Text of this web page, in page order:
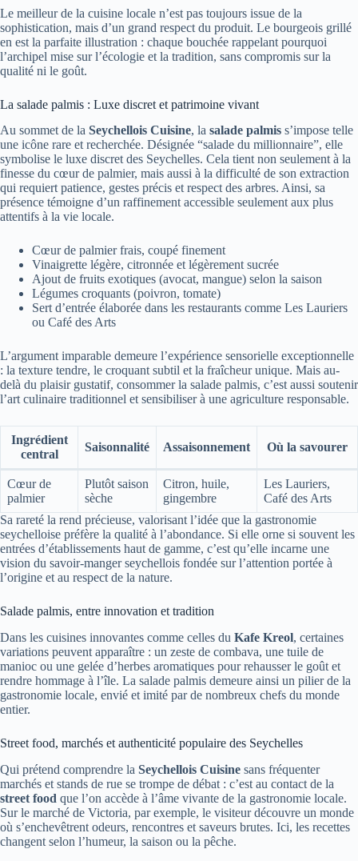
Le meilleur de la cuisine locale n’est pas toujours issue de la
sophistication, mais d’un grand respect du produit. Le bourgeois grillé
en est la parfaite illustration : chaque bouchée rappelant pourquoi
l’archipel mise sur l’écologie et la tradition, sans compromis sur la
qualité ni le goût.
La salade palmis : Luxe discret et patrimoine vivant
Au sommet de la Seychellois Cuisine, la salade palmis s’impose telle
une icône rare et recherchée. Désignée “salade du millionnaire”, elle
symbolise le luxe discret des Seychelles. Cela tient non seulement à la
finesse du cœur de palmier, mais aussi à la difficulté de son extraction
qui requiert patience, gestes précis et respect des arbres. Ainsi, sa
présence témoigne d’un raffinement accessible seulement aux plus
attentifs à la vie locale.
Cœur de palmier frais, coupé finement
Vinaigrette légère, citronnée et légèrement sucrée
Ajout de fruits exotiques (avocat, mangue) selon la saison
Légumes croquants (poivron, tomate)
Sert d’entrée élaborée dans les restaurants comme Les Lauriers
ou Café des Arts
L’argument imparable demeure l’expérience sensorielle exceptionnelle
: la texture tendre, le croquant subtil et la fraîcheur unique. Mais au-
delà du plaisir gustatif, consommer la salade palmis, c’est aussi soutenir
l’art culinaire traditionnel et sensibiliser à une agriculture responsable.
Ingrédient
central
Saisonnalité Assaisonnement Où la savourer
Cœur de
palmier
Plutôt saison
sèche
Citron, huile,
gingembre
Les Lauriers,
Café des Arts
Sa rareté la rend précieuse, valorisant l’idée que la gastronomie
seychelloise préfère la qualité à l’abondance. Si elle orne si souvent les
entrées d’établissements haut de gamme, c’est qu’elle incarne une
vision du savoir-manger seychellois fondée sur l’attention portée à
l’origine et au respect de la nature.
Salade palmis, entre innovation et tradition
Dans les cuisines innovantes comme celles du Kafe Kreol, certaines
variations peuvent apparaître : un zeste de combava, une tuile de
manioc ou une gelée d’herbes aromatiques pour rehausser le goût et
rendre hommage à l’île. La salade palmis demeure ainsi un pilier de la
gastronomie locale, envié et imité par de nombreux chefs du monde
entier.
Street food, marchés et authenticité populaire des Seychelles
Qui prétend comprendre la Seychellois Cuisine sans fréquenter
marchés et stands de rue se trompe de débat : c’est au contact de la
street food que l’on accède à l’âme vivante de la gastronomie locale.
Sur le marché de Victoria, par exemple, le visiteur découvre un monde
où s’enchevêtrent odeurs, rencontres et saveurs brutes. Ici, les recettes
changent selon l’humeur, la saison ou la pêche.